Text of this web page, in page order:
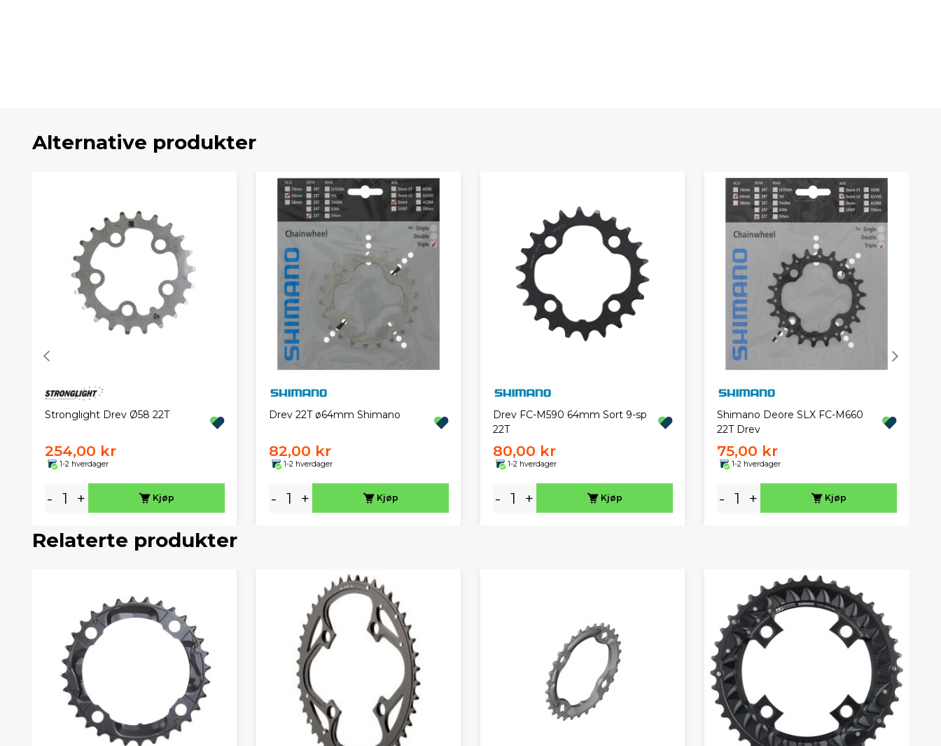
Alternative produkter
Stronglight Drev Ø58 22T
254,00 kr
1-2 hverdager
- + Kjøp
Drev 22T ø64mm Shimano
82,00 kr
1-2 hverdager
- + Kjøp
Drev FC-M590 64mm Sort 9-sp
22T
80,00 kr
1-2 hverdager
- + Kjøp
Shimano Deore SLX FC-M660
22T Drev
75,00 kr
1-2 hverdager
- + Kjøp
Relaterte produkter